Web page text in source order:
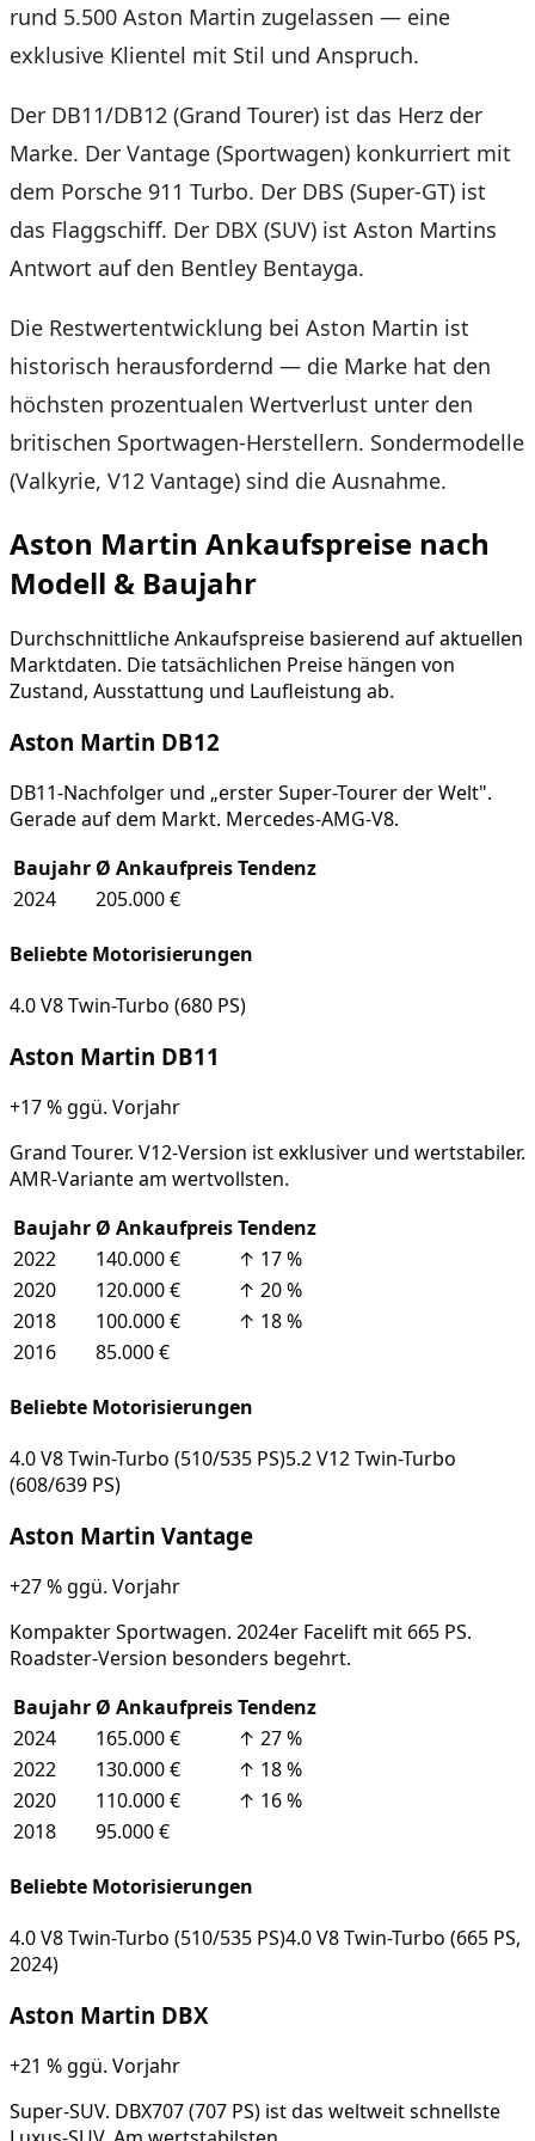
rund 5.500 Aston Martin zugelassen — eine
exklusive Klientel mit Stil und Anspruch.
Der DB11/DB12 (Grand Tourer) ist das Herz der
Marke. Der Vantage (Sportwagen) konkurriert mit
dem Porsche 911 Turbo. Der DBS (Super-GT) ist
das Flaggschiff. Der DBX (SUV) ist Aston Martins
Antwort auf den Bentley Bentayga.
Die Restwertentwicklung bei Aston Martin ist
historisch herausfordernd — die Marke hat den
höchsten prozentualen Wertverlust unter den
britischen Sportwagen-Herstellern. Sondermodelle
(Valkyrie, V12 Vantage) sind die Ausnahme.
Aston Martin Ankaufspreise nach
Modell & Baujahr
Durchschnittliche Ankaufspreise basierend auf aktuellen
Marktdaten. Die tatsächlichen Preise hängen von
Zustand, Ausstattung und Laufleistung ab.
Aston Martin DB12
DB11-Nachfolger und „erster Super-Tourer der Welt".
Gerade auf dem Markt. Mercedes-AMG-V8.
Baujahr Ø AnkaufpreisTendenz
2024
205.000 €
Beliebte Motorisierungen
4.0 V8 Twin-Turbo (680 PS)
Aston Martin DB11
+17 %ggü. Vorjahr
Grand Tourer. V12-Version ist exklusiver und wertstabiler.
AMR-Variante am wertvollsten.
Baujahr Ø AnkaufpreisTendenz
2022
140.000 € ↑ 17%
2020
120.000 € ↑ 20%
2018
100.000 € ↑ 18%
2016
85.000 €
Beliebte Motorisierungen
4.0 V8 Twin-Turbo (510/535 PS)5.2 V12 Twin-Turbo
(608/639 PS)
Aston Martin Vantage
+27 %ggü. Vorjahr
Kompakter Sportwagen. 2024er Facelift mit 665 PS.
Roadster-Version besonders begehrt.
Baujahr Ø AnkaufpreisTendenz
2024
165.000 € ↑ 27%
2022
130.000 € ↑ 18%
2020
110.000 € ↑ 16%
2018
95.000 €
Beliebte Motorisierungen
4.0 V8 Twin-Turbo (510/535 PS)4.0 V8 Twin-Turbo (665 PS,
2024)
Aston Martin DBX
+21 %ggü. Vorjahr
Super-SUV. DBX707 (707 PS) ist das weltweit schnellste